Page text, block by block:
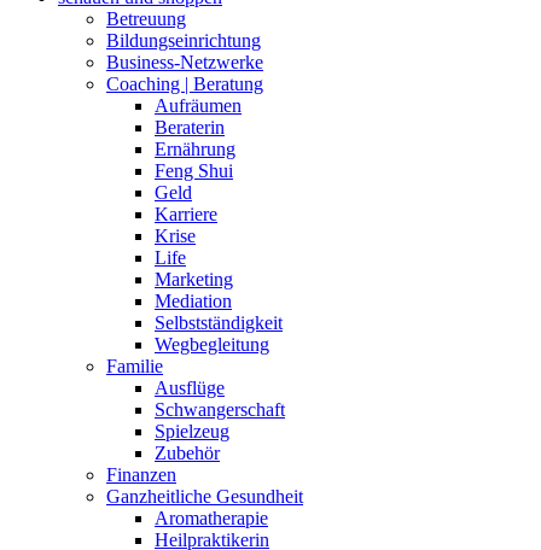
Betreuung
Bildungseinrichtung
Business-Netzwerke
Coaching | Beratung
Aufräumen
Beraterin
Ernährung
Feng Shui
Geld
Karriere
Krise
Life
Marketing
Mediation
Selbstständigkeit
Wegbegleitung
Familie
Ausflüge
Schwangerschaft
Spielzeug
Zubehör
Finanzen
Ganzheitliche Gesundheit
Aromatherapie
Heilpraktikerin